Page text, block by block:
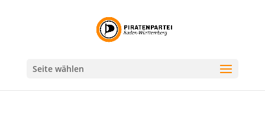
Seite wählen